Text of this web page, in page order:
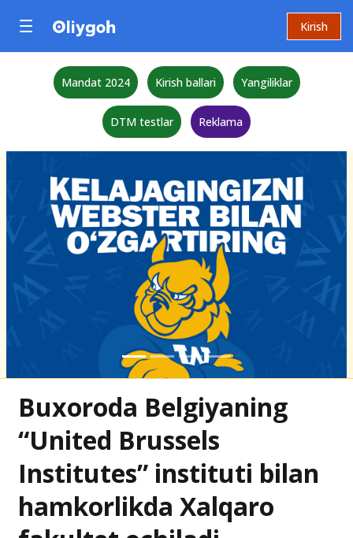
Kirish
Mandat 2024 Kirish ballari Yangiliklar
DTM testlar Reklama
Buxoroda Belgiyaning
“United Brussels
Institutes” instituti bilan
hamkorlikda Xalqaro